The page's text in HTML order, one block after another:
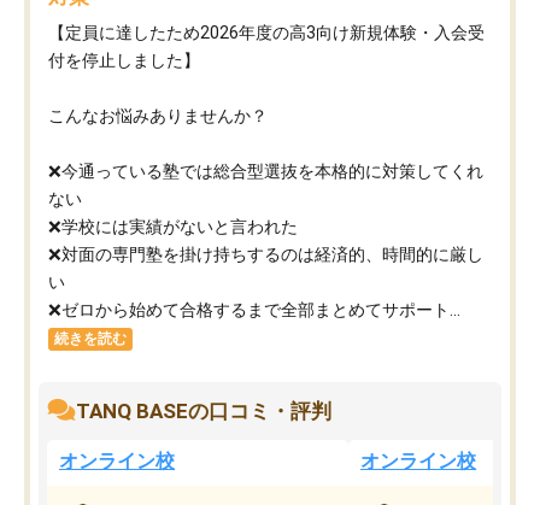
【定員に達したため2026年度の高3向け新規体験・入会受
付を停止しました】
こんなお悩みありませんか？
❌今通っている塾では総合型選抜を本格的に対策してくれ
ない
❌学校には実績がないと言われた
❌対面の専門塾を掛け持ちするのは経済的、時間的に厳し
い
❌ゼロから始めて合格するまで全部まとめてサポート...
続きを読む
TANQ BASEの口コミ・評判
オンライン校 オンライン校